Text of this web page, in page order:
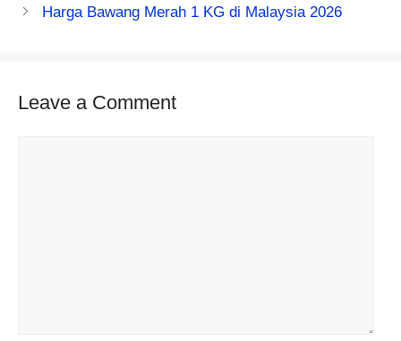
Harga Bawang Merah 1 KG di Malaysia 2026
Leave a Comment